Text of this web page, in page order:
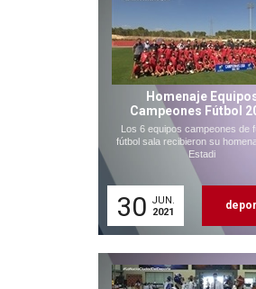
Homenaje
Campeones Fútbol
Los 6 equipos campeones de
fútbol sala recibieron su
Estadi
30 JUN.
2021